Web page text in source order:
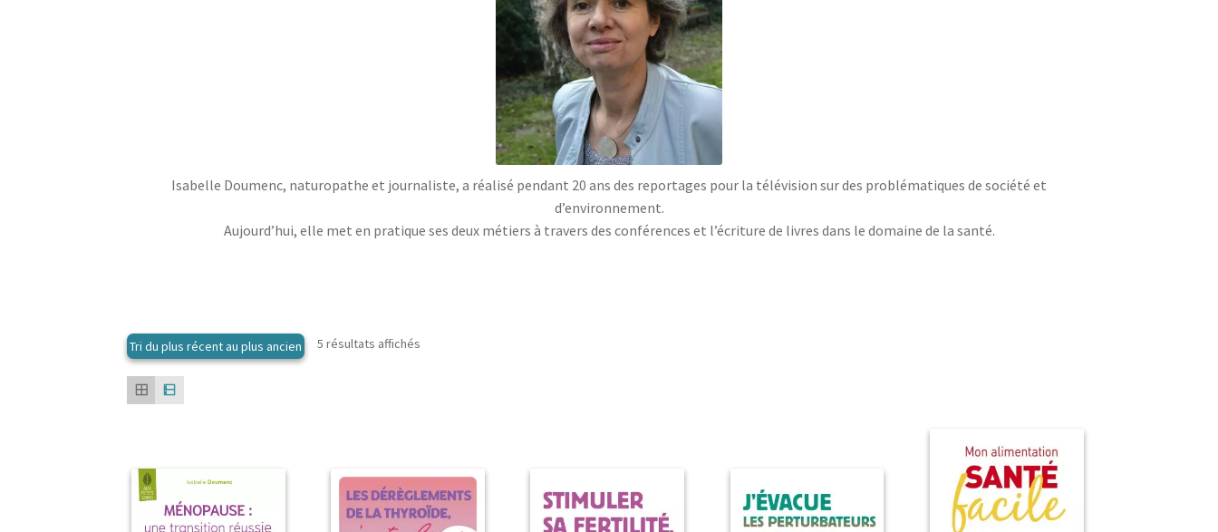
Isabelle Doumenc, naturopathe et journaliste, a réalisé pendant 20 ans des reportages pour la télévision sur des problématiques de société et
d’environnement.
Aujourd’hui, elle met en pratique ses deux métiers à travers des conférences et l’écriture de livres dans le domaine de la santé.
5 résultats affichés